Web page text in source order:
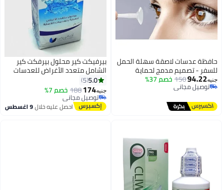
حافظة عدسات لاصقة سهلة الحمل
للسفر - تصميم مدمج لحماية
ونظافة العدسات - زهري
جنيه94.22
150 خصم 37%
توصيل مجاني
توصيل مجاني
بيرفيكت كير محلول بيرفكت كير
الشامل متعدد الأغراض للعدسات
اللاصقة اللينة، 120 مل
5.0
5
جنيه174
188 خصم 7%توصيل مجاني
بتخلّص بسرعة
توصيل مجانياحصل عليه خلال9 اغسطس